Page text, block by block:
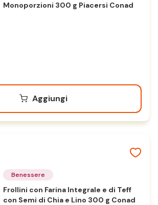
Monoporzioni 300 g Piacersi Conad
Aggiungi
Benessere
Frollini con Farina Integrale e di Teff
con Semi di Chia e Lino 300 g Conad